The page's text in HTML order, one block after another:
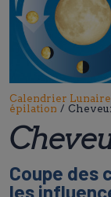
Calendrier Lunaire
épilation /
Coupe des
les